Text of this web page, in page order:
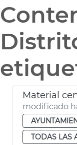
Material
modificado
TODAS LAS